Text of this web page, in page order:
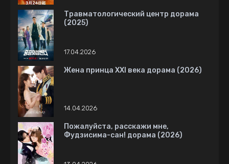
Травматологический центр дорама
(2025)
17.04.2026
Жена принца XXI века дорама (2026)
14.04.2026
Пожалуйста, расскажи мне,
Фудзисима-сан! дорама (2026)